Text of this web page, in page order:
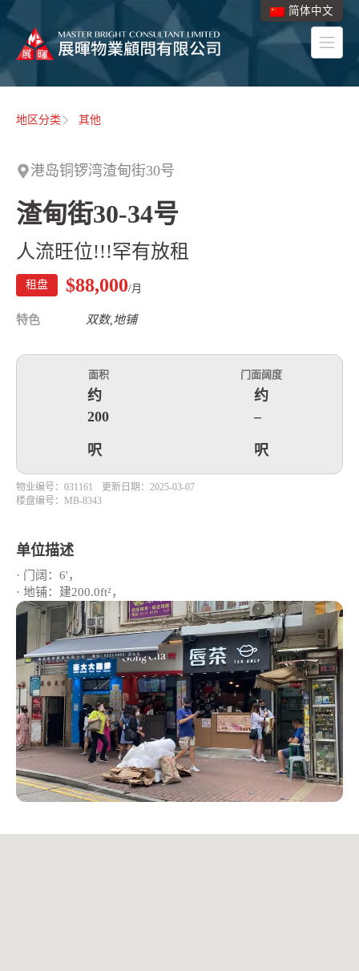
地区分类 其他
港岛铜锣湾渣甸街30号
渣甸街30-34号
人流旺位!!!罕有放租
租盘 $88,000/月
特色 双数,地铺
面积
约
200
呎
门面阔度
约
–
呎
物业编号：031161
楼盘编号：MB-8343
更新日期：2025-03-07
单位描述
· 门阔：6'，
· 地铺：建200.0ft²，
简体中文